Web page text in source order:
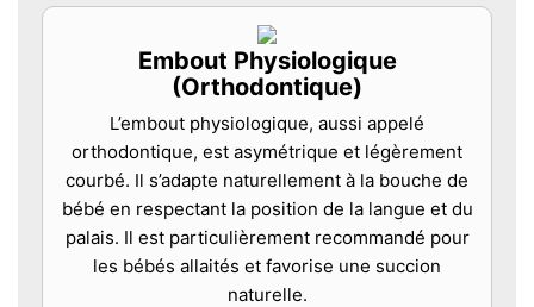
Embout Physiologique
(Orthodontique)
L’embout physiologique, aussi appelé
orthodontique, est asymétrique et légèrement
courbé. Il s’adapte naturellement à la bouche de
bébé en respectant la position de la langue et du
palais. Il est particulièrement recommandé pour
les bébés allaités et favorise une succion
naturelle.